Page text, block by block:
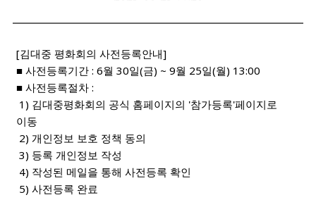
[김대중 평화회의 사전등록안내]
■ 사전등록기간 : 6월 30일(금) ~ 9월 25일(월) 13:00
■ 사전등록절차 :
1) 김대중평화회의 공식 홈페이지의 '참가등록'페이지로
이동
2) 개인정보 보호 정책 동의
3) 등록 개인정보 작성
4) 작성된 메일을 통해 사전등록 확인
5) 사전등록 완료